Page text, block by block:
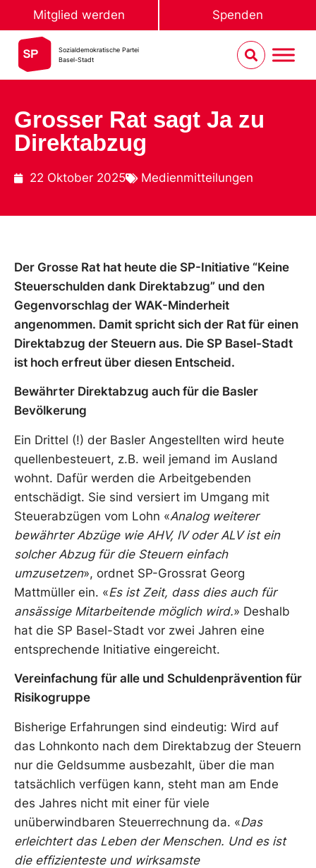
Mitglied werden Spenden
Sozialdemokratische Partei
Basel-Stadt
Grosser Rat sagt Ja zu
Direktabzug
22 Oktober 2025 Medienmitteilungen
Der Grosse Rat hat heute die SP-Initiative “Keine
Steuerschulden dank Direktabzug” und den
Gegenvorschlag der WAK-Minderheit
angenommen. Damit spricht sich der Rat für einen
Direktabzug der Steuern aus. Die SP Basel-Stadt
ist hoch erfreut über diesen Entscheid.
Bewährter Direktabzug auch für die Basler
Bevölkerung
Ein Drittel (!) der Basler Angestellten wird heute
quellenbesteuert, z.B. weil jemand im Ausland
wohnt. Dafür werden die Arbeitgebenden
entschädigt. Sie sind versiert im Umgang mit
Steuerabzügen vom Lohn «Analog weiterer
bewährter Abzüge wie AHV, IV oder ALV ist ein
solcher Abzug für die Steuern einfach
umzusetzen», ordnet SP-Grossrat Georg
Mattmüller ein. «Es ist Zeit, dass dies auch für
ansässige Mitarbeitende möglich wird.» Deshalb
hat die SP Basel-Stadt vor zwei Jahren eine
entsprechende Initiative eingereicht.
Vereinfachung für alle und Schuldenprävention für
Risikogruppe
Bisherige Erfahrungen sind eindeutig: Wird auf
das Lohnkonto nach dem Direktabzug der Steuern
nur die Geldsumme ausbezahlt, über die man
tatsächlich verfügen kann, steht man am Ende
des Jahres nicht mit einer für viele
unüberwindbaren Steuerrechnung da. «Das
erleichtert das Leben der Menschen. Und es ist
die effizienteste und wirksamste